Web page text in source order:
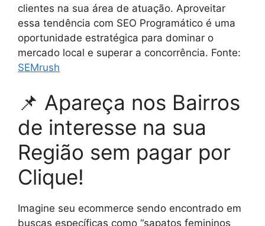
clientes na sua área de atuação. Aproveitar
essa tendência com SEO Programático é uma
oportunidade estratégica para dominar o
mercado local e superar a concorrência. Fonte:
SEMrush
📌 Apareça nos Bairros
de interesse na sua
Região sem pagar por
Clique!
Imagine seu ecommerce sendo encontrado em
buscas específicas como “sapatos femininos